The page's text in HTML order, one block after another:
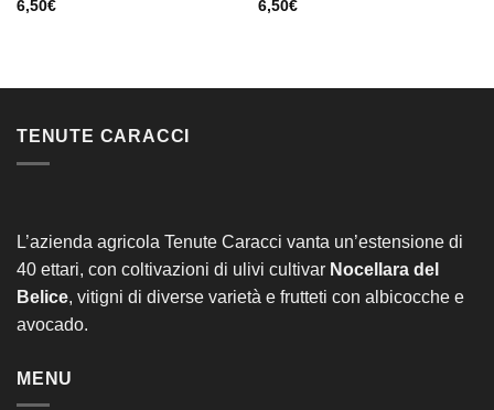
6,50€
6,50€
TENUTE CARACCI
L’azienda agricola Tenute Caracci vanta un’estensione di
40 ettari, con coltivazioni di ulivi cultivar Nocellara del
Belice, vitigni di diverse varietà e frutteti con albicocche e
avocado.
MENU